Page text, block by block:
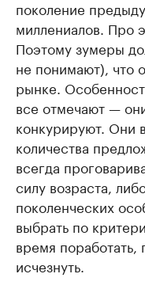
поколение
миллениалов. Про
Поэтому зумеры
не понимают), что
рынке.
все отмечают —
конкурируют. Они
количества
всегда
силу возраста,
поколенческих
выбрать по
время поработать,
исчезнуть.